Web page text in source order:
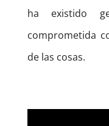
ha existido
comprometida
de las cosas.